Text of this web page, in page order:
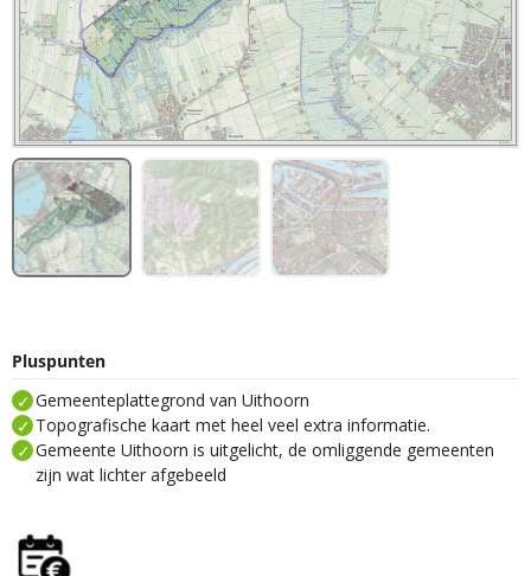
Pluspunten
Gemeenteplattegrond van Uithoorn
Topografische kaart met heel veel extra informatie.
Gemeente Uithoorn is uitgelicht, de omliggende gemeenten
zijn wat lichter afgebeeld